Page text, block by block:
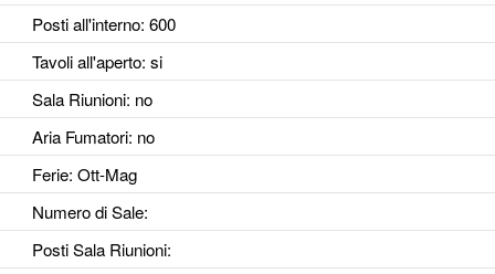
Posti all'interno: 600
Tavoli all'aperto: si
Sala Riunioni: no
Aria Fumatori: no
Ferie: Ott-Mag
Numero di Sale:
Posti Sala Riunioni: